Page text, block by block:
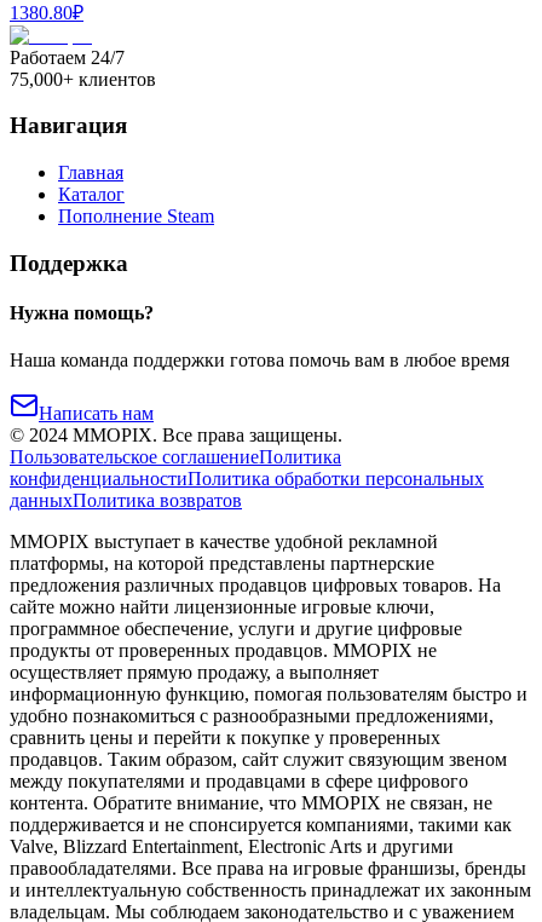
1380.80₽
Работаем 24/7
75,000+ клиентов
Навигация
Главная
Каталог
Пополнение Steam
Поддержка
Нужна помощь?
Наша команда поддержки готова помочь вам в любое время
Написать нам
© 2024 MMOPIX. Все права защищены.
Пользовательское соглашениеПолитика
конфиденциальностиПолитика обработки персональных
данныхПолитика возвратов
MMOPIX выступает в качестве удобной рекламной
платформы, на которой представлены партнерские
предложения различных продавцов цифровых товаров. На
сайте можно найти лицензионные игровые ключи,
программное обеспечение, услуги и другие цифровые
продукты от проверенных продавцов. MMOPIX не
осуществляет прямую продажу, а выполняет
информационную функцию, помогая пользователям быстро и
удобно познакомиться с разнообразными предложениями,
сравнить цены и перейти к покупке у проверенных
продавцов. Таким образом, сайт служит связующим звеном
между покупателями и продавцами в сфере цифрового
контента. Обратите внимание, что MMOPIX не связан, не
поддерживается и не спонсируется компаниями, такими как
Valve, Blizzard Entertainment, Electronic Arts и другими
правообладателями. Все права на игровые франшизы, бренды
и интеллектуальную собственность принадлежат их законным
владельцам. Мы соблюдаем законодательство и с уважением